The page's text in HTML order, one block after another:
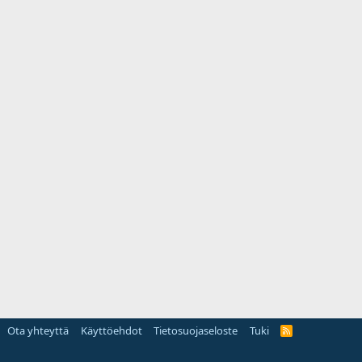
Ota yhteyttä Käyttöehdot Tietosuojaseloste Tuki
R